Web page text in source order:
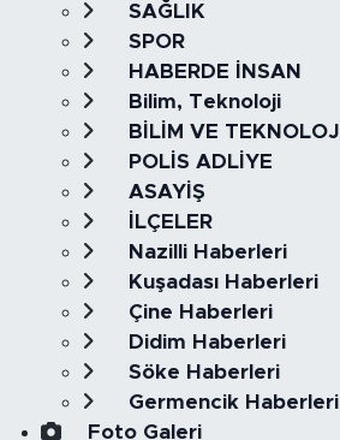
SAĞLIK
SPOR
HABERDE İNSAN
Bilim, Teknoloji
BİLİM VE TEKNOLOJİ
POLİS ADLİYE
ASAYİŞ
İLÇELER
Nazilli Haberleri
Kuşadası Haberleri
Çine Haberleri
Didim Haberleri
Söke Haberleri
Germencik Haberleri
Foto Galeri